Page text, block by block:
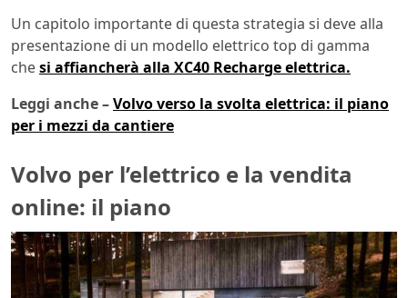
Un capitolo importante di questa strategia si deve alla
presentazione di un modello elettrico top di gamma
chesi affiancherà alla XC40 Recharge elettrica.
Leggi anche –Volvo verso la svolta elettrica: il piano
per i mezzi da cantiere
Volvo per l’elettrico e la vendita
online: il piano